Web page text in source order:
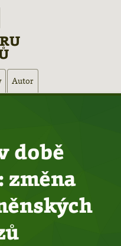
Autor
době
změna